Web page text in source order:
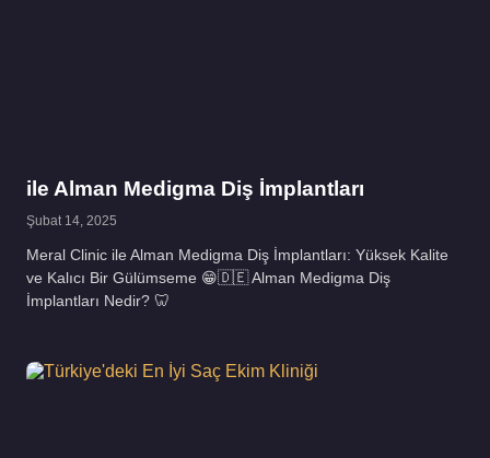
ile Alman Medigma Diş İmplantları
Şubat 14, 2025
Meral Clinic ile Alman Medigma Diş İmplantları: Yüksek Kalite
ve Kalıcı Bir Gülümseme 😁🇩🇪 Alman Medigma Diş
İmplantları Nedir? 🦷